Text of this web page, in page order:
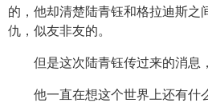
的，他却清楚陆青钰和格拉迪斯之
仇，似友非友的。
但是这次陆青钰传过来的消息
他一直在想这个世界上还有什